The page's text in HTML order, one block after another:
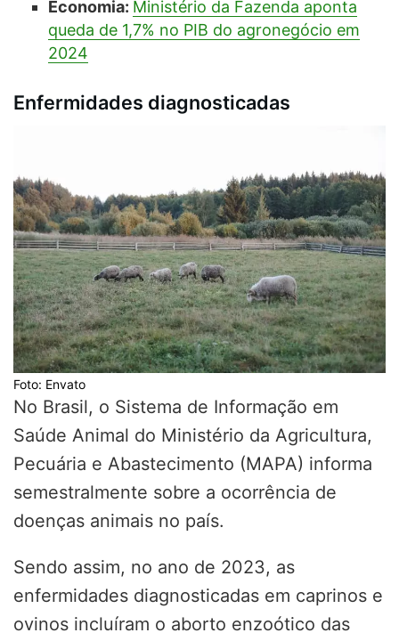
Economia: Ministério da Fazenda aponta
queda de 1,7% no PIB do agronegócio em
2024
Enfermidades diagnosticadas
Foto: Envato
No Brasil, o Sistema de Informação em
Saúde Animal do Ministério da Agricultura,
Pecuária e Abastecimento (MAPA) informa
semestralmente sobre a ocorrência de
doenças animais no país.
Sendo assim, no ano de 2023, as
enfermidades diagnosticadas em caprinos e
ovinos incluíram o aborto enzoótico das